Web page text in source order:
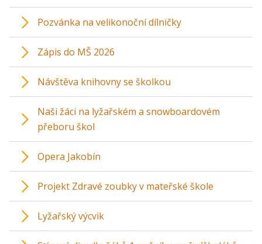
Pozvánka na velikonoční dílničky
Zápis do MŠ 2026
Návštěva knihovny se školkou
Naši žáci na lyžařském a snowboardovém
přeboru škol
Opera Jakobín
Projekt Zdravé zoubky v mateřské škole
Lyžařský výcvik